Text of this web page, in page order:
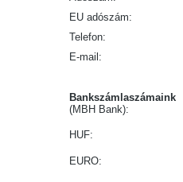
EU adószám:
Telefon:
E-mail:
Bankszámlaszámaink
(MBH Bank):
HUF:
EURO: